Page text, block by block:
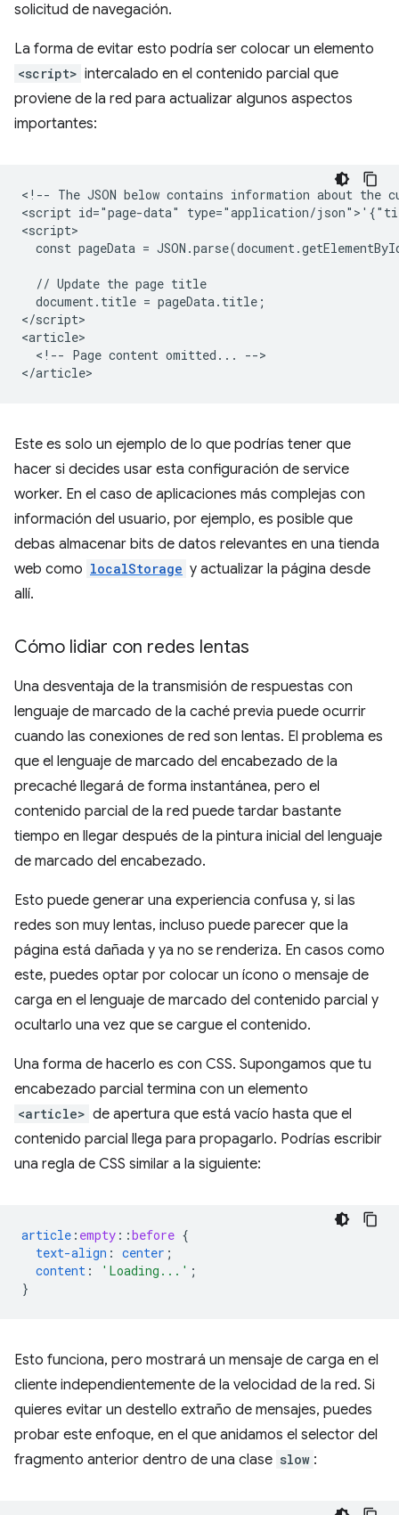
solicitud de navegación.
La forma de evitar esto podría ser colocar un elemento
<script> intercalado en el contenido parcial que
proviene de la red para actualizar algunos aspectos
importantes:
<!-- The JSON below contains information about the
<script id="page-data" type="application/
<script>
const pageData =
  // Update the page title
  document.title = pageData.title;
</script>
<article>
  <!-- Page content omitted... -->
Este es solo un ejemplo de lo que podrías tener que
hacer si decides usar esta configuración de service
worker. En el caso de aplicaciones más complejas con
información del usuario, por ejemplo, es posible que
debas almacenar bits de datos relevantes en una tienda
web como localStorage y actualizar la página desde
allí.
Cómo lidiar con redes lentas
Una desventaja de la transmisión de respuestas con
lenguaje de marcado de la caché previa puede ocurrir
cuando las conexiones de red son lentas. El problema es
que el lenguaje de marcado del encabezado de la
precaché llegará de forma instantánea, pero el
contenido parcial de la red puede tardar bastante
tiempo en llegar después de la pintura inicial del lenguaje
de marcado del encabezado.
Esto puede generar una experiencia confusa y, si las
redes son muy lentas, incluso puede parecer que la
página está dañada y ya no se renderiza. En casos como
este, puedes optar por colocar un ícono o mensaje de
carga en el lenguaje de marcado del contenido parcial y
ocultarlo una vez que se cargue el contenido.
Una forma de hacerlo es con CSS. Supongamos que tu
encabezado parcial termina con un elemento
<article> de apertura que está vacío hasta que el
contenido parcial llega para propagarlo. Podrías escribir
una regla de CSS similar a la siguiente:
article : empty ::before {
text-align : center ;
content : 'Loading...' ;
}
Esto funciona, pero mostrará un mensaje de carga en el
cliente independientemente de la velocidad de la red. Si
quieres evitar un destello extraño de mensajes, puedes
probar este enfoque, en el que anidamos el selector del
fragmento anterior dentro de una clase slow :